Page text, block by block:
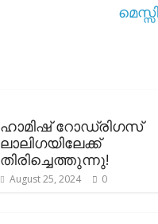
ഹാമിഷ് റോഡ്രിഗസ്
ലാലിഗയിലേക്ക്
തിരിച്ചെത്തുന്നു!
August 25, 2024 0